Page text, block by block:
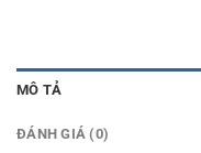
MÔ TẢ
ĐÁNH GIÁ (0)